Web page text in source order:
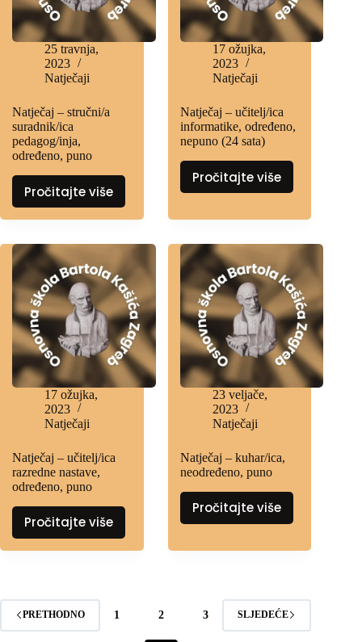
25 travnja,
2023
Natječaji
Natječaj – stručni/a
suradnik/ica
pedagog/inja,
određeno, puno
Pročitajte više
17 ožujka,
2023
Natječaji
Natječaj – učitelj/ica
informatike, određeno,
nepuno (24 sata)
Pročitajte više
17 ožujka,
2023
Natječaji
Natječaj – učitelj/ica
razredne nastave,
određeno, puno
Pročitajte više
23 veljače,
2023
Natječaji
Natječaj – kuhar/ica,
neodređeno, puno
Pročitajte više
PRETHODNO 1 2 3 SLJEDEĆE